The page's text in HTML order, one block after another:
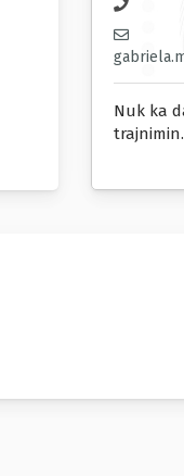
Nuk ka
trajnimin.